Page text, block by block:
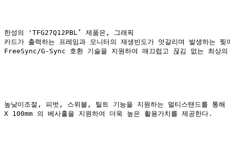
한성의 'TFG27Q12PBL’ 제품은 ,
그래픽
카드가 출력하는 프레임과 모니터의 재생빈도가 엇갈리며 발생하는 찢
FreeSync/G-Sync 호환 기술을 지원하여 매끄럽고 끊김 없는 최상의
높낮이조절 , 피벗 , 스위블 , 틸트 기능을 지원하는 멀티스탠드를 통
X 100mm 의 베사홀을 지원하여 더욱 높은 활용가치를 제공한다 .